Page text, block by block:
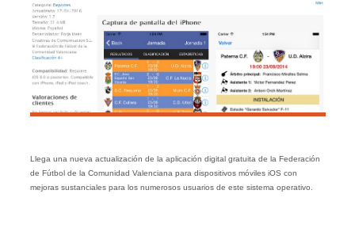
Llega una nueva actualización de la aplicación digital gratuita de la Federación
de Fútbol de la Comunidad Valenciana para dispositivos móviles iOS con
mejoras sustanciales para los numerosos usuarios de este sistema operativo.